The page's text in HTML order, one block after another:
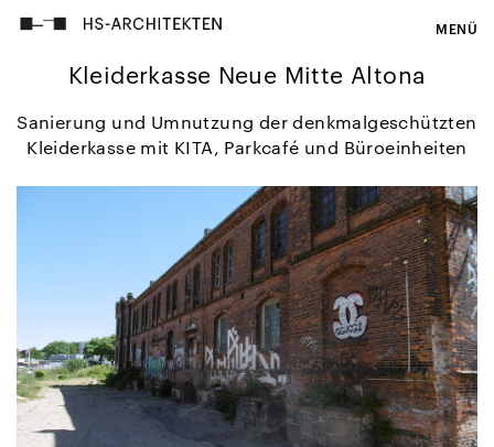
MENÜ
Kleiderkasse Neue Mitte Altona
Sanierung und Umnutzung der denkmalgeschützten
Kleiderkasse mit KITA, Parkcafé und Büroeinheiten